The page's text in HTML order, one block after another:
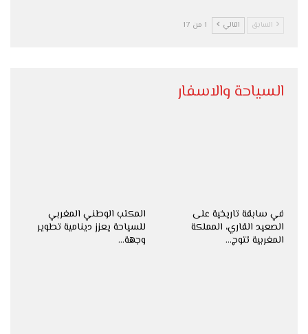
السابق التالي 1 من 17
السياحة والاسفار
في سابقة تاريخية على
الصعيد القاري، المملكة
المغربية تتوج…
المكتب الوطني المغربي
للسياحة يعزز دينامية تطوير
وجهة…